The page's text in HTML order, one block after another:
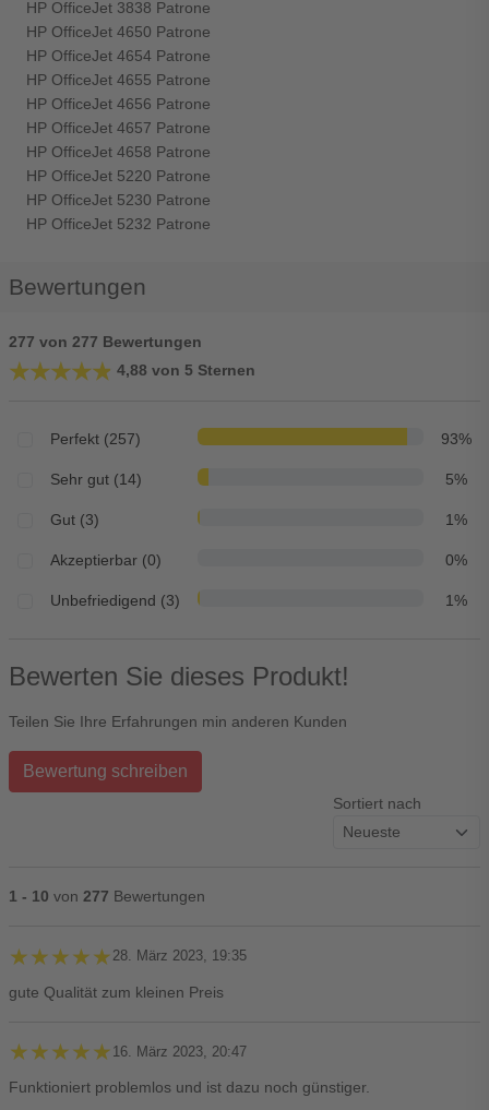
HP OfficeJet 3838 Patrone
HP OfficeJet 4650 Patrone
HP OfficeJet 4654 Patrone
HP OfficeJet 4655 Patrone
HP OfficeJet 4656 Patrone
HP OfficeJet 4657 Patrone
HP OfficeJet 4658 Patrone
HP OfficeJet 5220 Patrone
HP OfficeJet 5230 Patrone
HP OfficeJet 5232 Patrone
Bewertungen
277 von 277 Bewertungen
★★★★★
★★★★★ 4,88 von 5 Sternen
Perfekt (257) 93%
Sehr gut (14) 5%
Gut (3) 1%
Akzeptierbar (0) 0%
Unbefriedigend (3) 1%
Bewerten Sie dieses Produkt!
Teilen Sie Ihre Erfahrungen min anderen Kunden
Bewertung schreiben
Sortiert nach
1 - 10 von 277 Bewertungen
★★★★★
★★★★★ 28. März 2023, 19:35
gute Qualität zum kleinen Preis
★★★★★
★★★★★ 16. März 2023, 20:47
Funktioniert problemlos und ist dazu noch günstiger.